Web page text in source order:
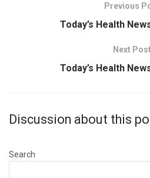
Previous
Today’s Health
Next Post
Today’s Health
Discussion about this
Search